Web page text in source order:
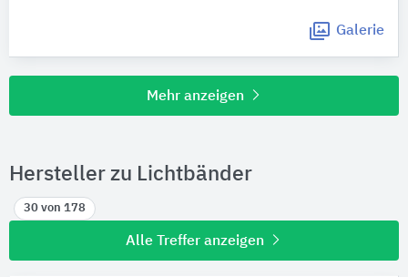
Galerie
Mehr anzeigen
Hersteller zu Lichtbänder
30 von 178
Alle Treffer anzeigen